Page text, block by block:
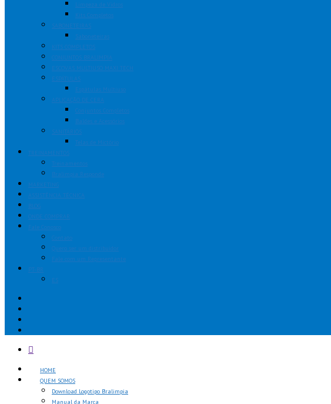
Limpeza de Vidros
Kits Completos
SABONETEIRAS
Saboneteiras
KITS COMPLETOS
CONJUNTOS BRALIMPIA
ESCOVAS MULTIUSO MAXI TECH
ESPÁTULAS
Espátulas Multiuso
APLICAÇÃO DE CERA
Conjuntos Completos
Baldes e Acessórios
SANITÁRIOS
Telas de Mictório
TREINAMENTOS
Treinamentos
Bralimpia Responde
MARKETING
ASSISTÊNCIA TÉCNICA
BLOG
ONDE COMPRAR
Fale Conosco
Contato
Quero ser um distribuidor
Fale com um Representante
PT-BR
ES
HOME
QUEM SOMOS
Download Logotipo Bralimpia
Manual da Marca